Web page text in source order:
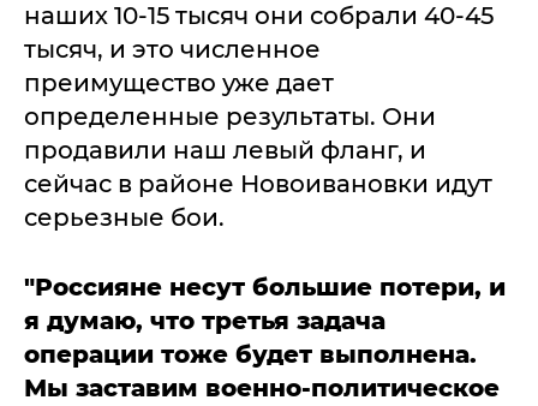
наших 10-15 тысяч они собрали 40-45
тысяч, и это численное
преимущество уже дает
определенные результаты. Они
продавили наш левый фланг, и
сейчас в районе Новоивановки идут
серьезные бои.
"Россияне несут большие потери, и
я думаю, что третья задача
операции тоже будет выполнена.
Мы заставим военно-политическое